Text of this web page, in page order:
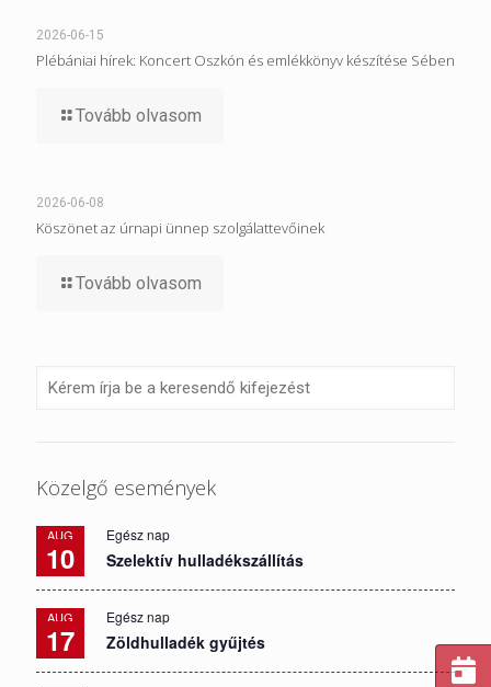
2026-06-15
Plébániai hírek: Koncert Oszkón és emlékkönyv készítése Sében
Tovább olvasom
2026-06-08
Köszönet az úrnapi ünnep szolgálattevőinek
Tovább olvasom
Közelgő események
AUG
10
Egész nap
Szelektív hulladékszállítás
AUG
17
Egész nap
Zöldhulladék gyűjtés